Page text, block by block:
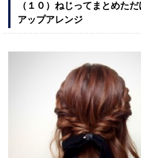
（１０）ねじってまとめた
アップアレンジ